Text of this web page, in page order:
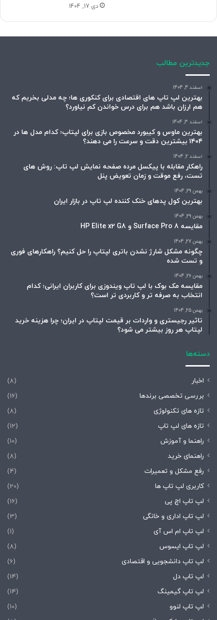
دی 17, 1404
جدیدترین مطالب
اسفند 4, 1404
بهترین لپ تاپ های اقتصادی برای کنکوری ها؛ چه مدلی بخریم که
هم ارزان باشد هم برای درس خواندن کم نیاورد؟
اسفند 3, 1404
بهترین ماوس و کیبورد مخصوص بازی برای لپتاپ؛ کدام مدل ها در
۱۴۰۴ بیشترین دقت و سرعت را می دهند؟
اسفند 2, 1404
راهکار مقابله با پیکسل مرده صفحه نمایش لپ تاپ: روش های
تست، رفع موقت و زمان تعویض پنل
بهمن 29, 1404
بهترین کول پدهای خنک کننده لپ تاپ در بازار ایران
بهمن 29, 1404
مقایسه Surface Pro 8 و HP Elite x2 G8
بهمن 27, 1404
چگونه مشکل شارژ نشدن باتری لپتاپ را حل کنیم؟ راهکارهای فوری
و تست شده
بهمن 26, 1404
مقایسه مک بوک با لپ تاپ ویندوزی برای کاربران ایرانی؛ کدام
انتخاب به صرفه تر و کاربردی تر است؟
بهمن 25, 1404
تاثیر رجیستری و واردات بر قیمت لپتاپ در ایران؛ چرا هزینه خرید
لپتاپ هر روز بیشتر می شود؟
دسته‌ها
اخبار
(8)
بررسی تخصصی برندها
(16)
تازه های تکنولوژی
(8)
تازه های لپ تاپ
(12)
راهنما و آموزش
(10)
راهنمای خرید
(8)
رفع مشکل و تعمیرات
(4)
کاربری لپ تاپ ها
(20)
لپ تاپ اچ پی
(16)
لپ تاپ اداری و خانگی
(3)
لپ تاپ ام اس آی
(1)
لپ تاپ ایسوس
(8)
لپ تاپ دانشجویی و اقتصادی
(6)
لپ تاپ دل
(14)
لپ تاپ گیمینگ
(14)
لپ تاپ لنوو
(10)